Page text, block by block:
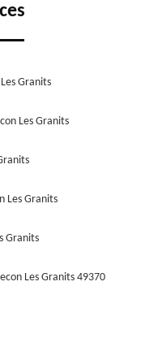
Granits
Les Granits
Les Granits
Granits
Les Granits 49370